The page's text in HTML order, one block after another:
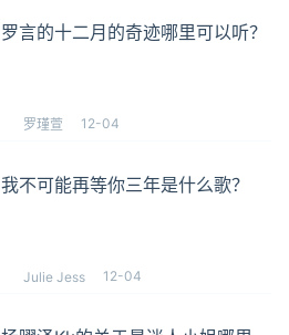
罗言的十二月的奇迹哪里可以听？
罗瑾萱 12-04
我不可能再等你三年是什么歌？
Julie Jess 12-04